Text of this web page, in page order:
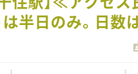
は半日のみ。日数